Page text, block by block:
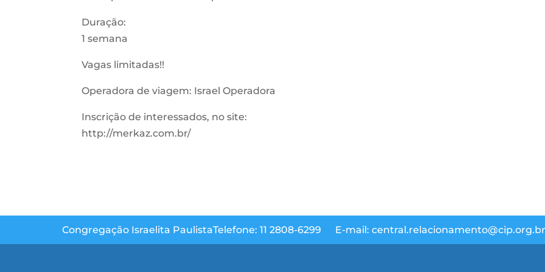
Duração:
1 semana
Vagas limitadas!!
Operadora de viagem: Israel Operadora
Inscrição de interessados, no site:
http://merkaz.com.br/
Congregação Israelita PaulistaTelefone: 11 2808-6299 E-mail: central.relacionamento@cip.org.br